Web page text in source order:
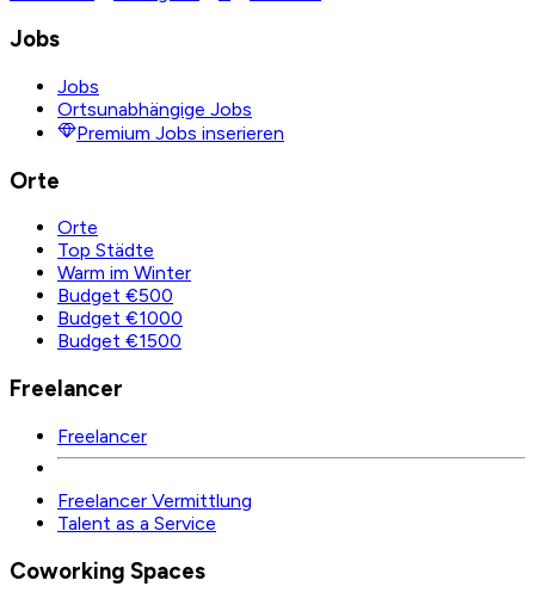
Jobs
Jobs
Ortsunabhängige Jobs
Premium Jobs inserieren
Orte
Orte
Top Städte
Warm im Winter
Budget €500
Budget €1000
Budget €1500
Freelancer
Freelancer
Freelancer Vermittlung
Talent as a Service
Coworking Spaces